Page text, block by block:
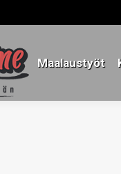
Maalaustyöt
Maalaustyöt